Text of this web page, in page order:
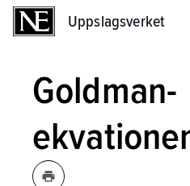
Uppslagsverket
Goldman-